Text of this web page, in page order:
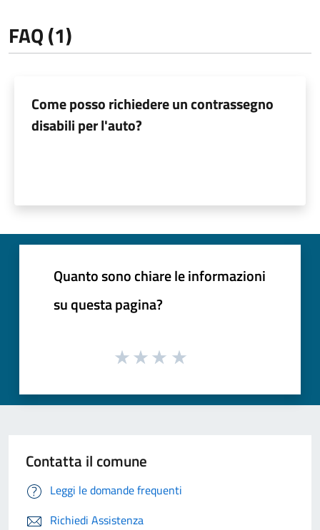
FAQ (1)
Come posso richiedere un contrassegno
disabili per l'auto?
Quanto sono chiare le informazioni
su questa pagina?
Contatta il comune
Leggi le domande frequenti
Richiedi Assistenza